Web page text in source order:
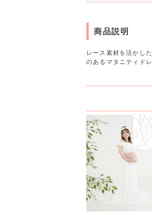
商品説明
レース素材を活かし
のあるマタニティド